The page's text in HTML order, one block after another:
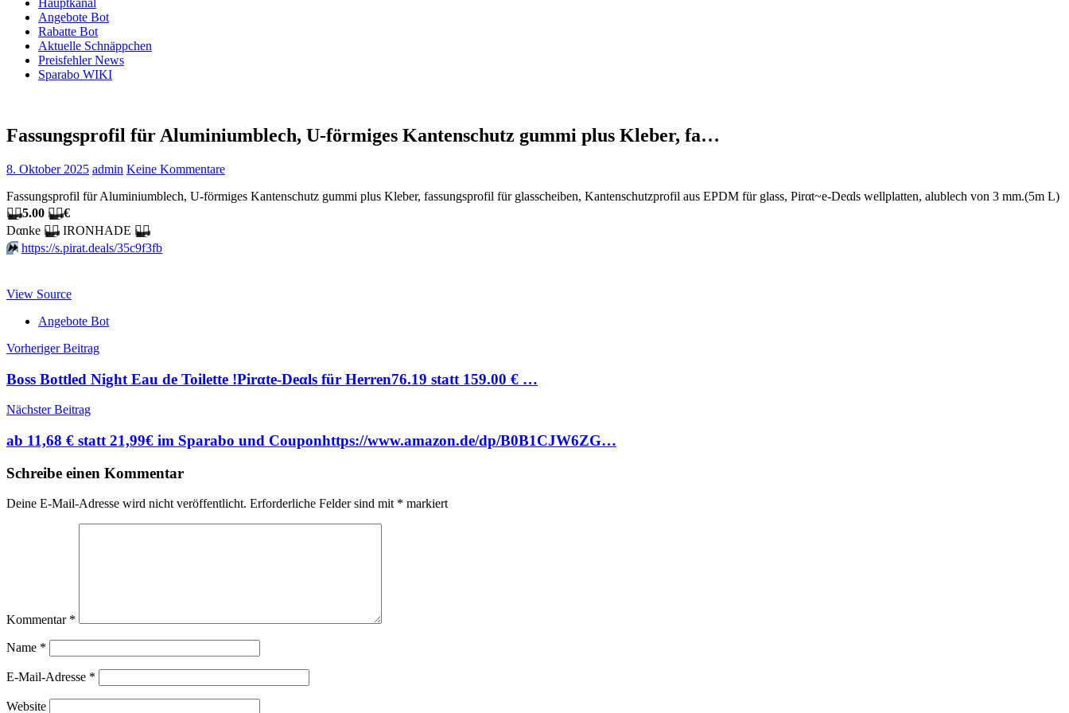
Hauptkanal
Angebote Bot
Rabatte Bot
Aktuelle Schnäppchen
Preisfehler News
Sparabo WIKI
Fassungsprofil für Aluminiumblech, U-förmiges Kantenschutz gummi plus Kleber, fa…
8. Oktober 2025 admin Keine Kommentare
Fassungsprofil für Aluminiumblech, U-förmiges Kantenschutz gummi plus Kleber, fassungsprofil für glasscheiben, Kantenschutzprofil aus EPDM für glass, Pirαt~е-Dеαls wellplatten, alublech von 3 mm.(5m L)
🏴‍☠️5.00 🏴‍☠️€
Dαnkе 🏴‍☠️ IRONHADE 🏴‍☠️
⏩️ https://s.pirat.deals/35c9f3fb
View Source
Angebote Bot
Beitragsnavigation
Vorheriger Beitrag
Boss Bottled Night Eau de Toilette !Pirαtе-Dеαls für Herren76.19 statt 159.00 € …
Nächster Beitrag
ab 11,68 € statt 21,99€ im Sparabo und Couponhttps://www.amazon.de/dp/B0B1CJW6ZG…
Schreibe einen Kommentar
Deine E-Mail-Adresse wird nicht veröffentlicht. Erforderliche Felder sind mit * markiert
Kommentar *
Name *
E-Mail-Adresse *
Website